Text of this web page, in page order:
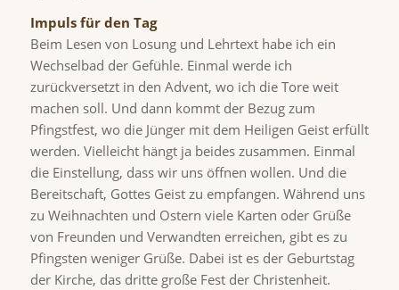
Impuls für den Tag
Beim Lesen von Losung und Lehrtext habe ich ein
Wechselbad der Gefühle. Einmal werde ich
zurückversetzt in den Advent, wo ich die Tore weit
machen soll. Und dann kommt der Bezug zum
Pfingstfest, wo die Jünger mit dem Heiligen Geist erfüllt
werden. Vielleicht hängt ja beides zusammen. Einmal
die Einstellung, dass wir uns öffnen wollen. Und die
Bereitschaft, Gottes Geist zu empfangen. Während uns
zu Weihnachten und Ostern viele Karten oder Grüße
von Freunden und Verwandten erreichen, gibt es zu
Pfingsten weniger Grüße. Dabei ist es der Geburtstag
der Kirche, das dritte große Fest der Christenheit.